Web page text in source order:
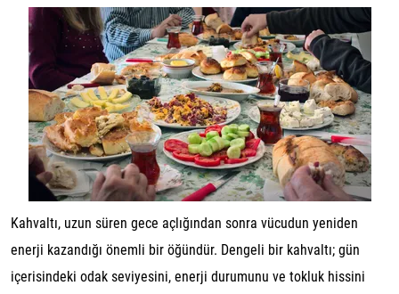
Kahvaltı, uzun süren gece açlığından sonra vücudun yeniden
enerji kazandığı önemli bir öğündür. Dengeli bir kahvaltı; gün
içerisindeki odak seviyesini, enerji durumunu ve tokluk hissini